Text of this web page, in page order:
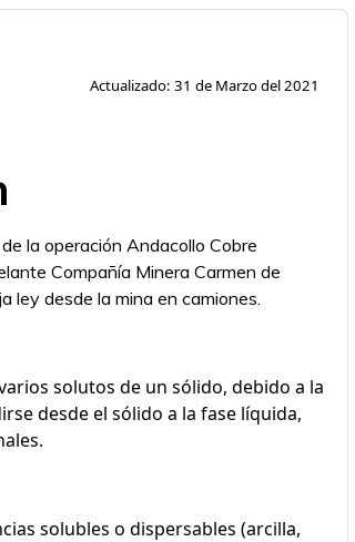
Actualizado: 31 de Marzo del 2021
la operación Andacollo Cobre
Compañía Minera Carmen de
ley desde la mina en camiones.
solutos de un sólido, debido a la
desde el sólido a la fase líquida,
solubles o dispersables (arcilla,